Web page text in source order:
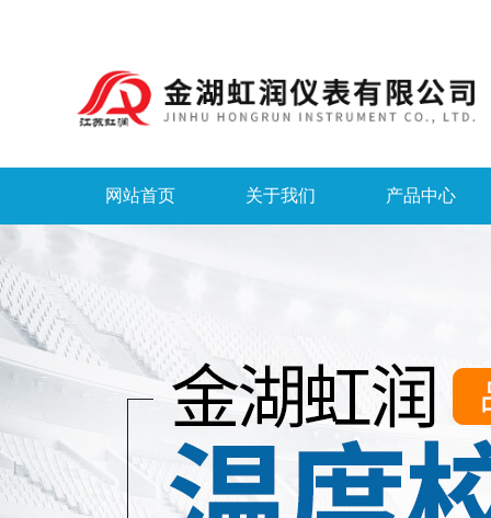
网站首页 关于我们 产品中心